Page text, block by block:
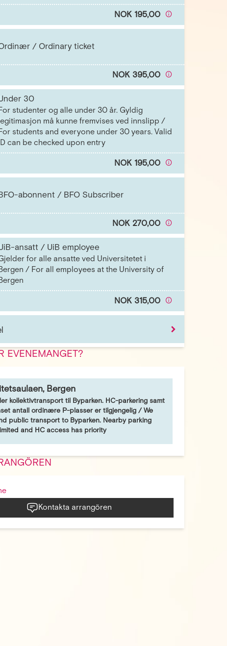
NOK 195,00
/ Ordinary ticket
NOK 395,00
30
studenter og alle under 30 år. Gyldig
må kunne fremvises ved innslipp /
students and everyone under 30 years. Valid
can be checked upon entry
NOK 195,00
abonnent / BFO Subscriber
NOK 270,00
ansatt / UiB employee
for alle ansatte ved Universitetet i
/ For all employees at the University of
NOK 315,00
Fordel
NOK 315,00
EVENEMANGET?
Bergen
kollektivtransport til Byparken. HC-parkering samt
antall ordinære P-plasser er tilgjengelig / We
public transport to Byparken. Nearby parking
and HC access has priority
Kontakta arrangören